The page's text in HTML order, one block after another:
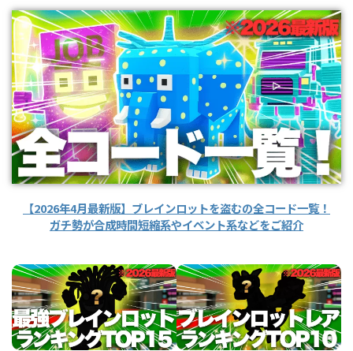
【2026年4月最新版】ブレインロットを盗むの全コード一覧！
ガチ勢が合成時間短縮系やイベント系などをご紹介